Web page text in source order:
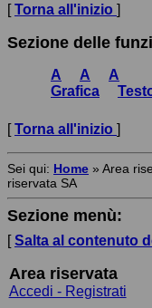
[Torna all'inizio ]
Sezione delle
A A
A
Grafica
[Torna all'inizio ]
Sei qui: Home » Area
riservata SA
Sezione menù:
[Salta al contenuto
Area riservata
Accedi - Registrati